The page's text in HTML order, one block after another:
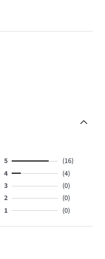
5
(16)
4
(4)
3
(0)
2
(0)
1 (0)